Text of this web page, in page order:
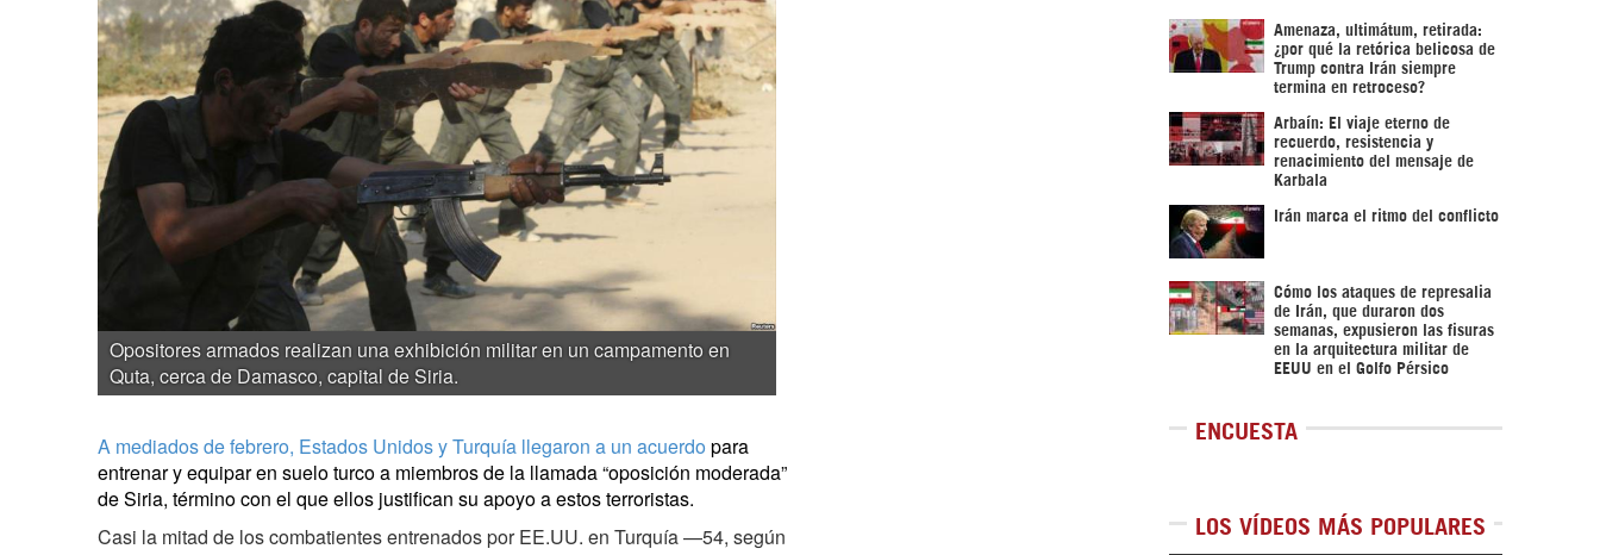
Opositores armados realizan una exhibición militar en un campamento en
Quta, cerca de Damasco, capital de Siria.
A mediados de febrero, Estados Unidos y Turquía llegaron a un acuerdo para
entrenar y equipar en suelo turco a miembros de la llamada “oposición moderada”
de Siria, término con el que ellos justifican su apoyo a estos terroristas.
Casi la mitad de los combatientes entrenados por EE.UU. en Turquía —54, según
Amenaza, ultimátum, retirada:
¿por qué la retórica belicosa de
Trump contra Irán siempre
termina en retroceso?
Arbaín: El viaje eterno de
recuerdo, resistencia y
renacimiento del mensaje de
Karbala
Irán marca el ritmo del conflicto
Cómo los ataques de represalia
de Irán, que duraron dos
semanas, expusieron las fisuras
en la arquitectura militar de
EEUU en el Golfo Pérsico
ENCUESTA
LOS VÍDEOS MÁS POPULARES